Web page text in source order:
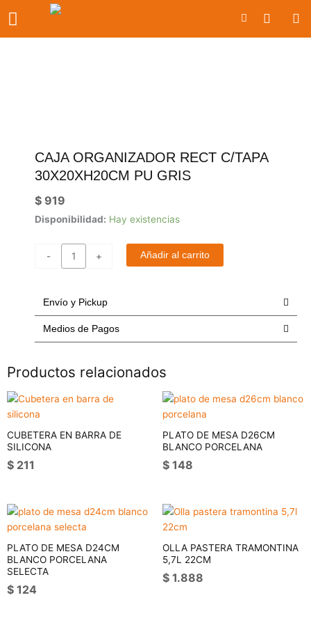
contenido
Carrito
CAJA ORGANIZADOR RECT C/TAPA
30X20XH20CM PU GRIS
$ 919
Disponibilidad: Hay existencias
-
Caja
c/tapa
cantidad
+ Añadir al carrito
Envío y Pickup
Medios de Pagos
Productos relacionados
CUBETERA EN BARRA DE
SILICONA
$ 211
PLATO DE MESA D26CM
BLANCO PORCELANA
$ 148
PLATO DE MESA D24CM
BLANCO PORCELANA
SELECTA
$ 124
OLLA PASTERA TRAMONTINA
5,7L 22CM
$ 1.888